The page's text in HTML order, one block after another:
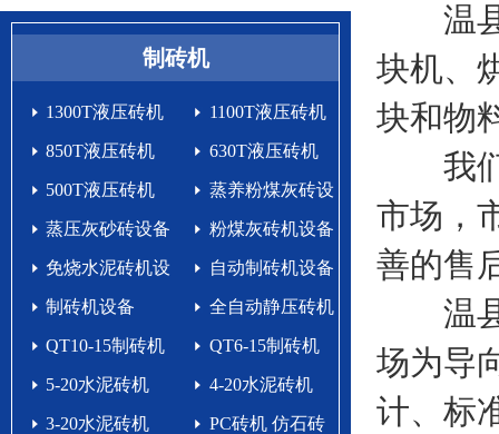
制砖机
1300T液压砖机 1100T液压砖机
850T液压砖机 630T液压砖机
500T液压砖机 蒸养粉煤灰砖设
蒸压灰砂砖设备 粉煤灰砖机设备
免烧水泥砖机设
备生产线
自动制砖机设备
生产线
制砖机设备 全自动静压砖机
QT10-15制砖机 QT6-15制砖机
5-20水泥砖机 4-20水泥砖机
3-20水泥砖机 PC砖机 仿石砖
温县
块机、
块和物
我们
市场，
善的售
温县
场为导
计、标